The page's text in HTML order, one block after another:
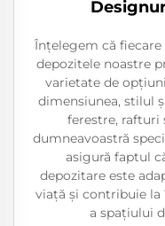
Înțelegem că fiecare
depozitele noastre
varietate de
dimensiunea, stilul
ferestre, rafturi
dumneavoastră
asigură faptul
depozitare este
viață și contribuie
a spațiului